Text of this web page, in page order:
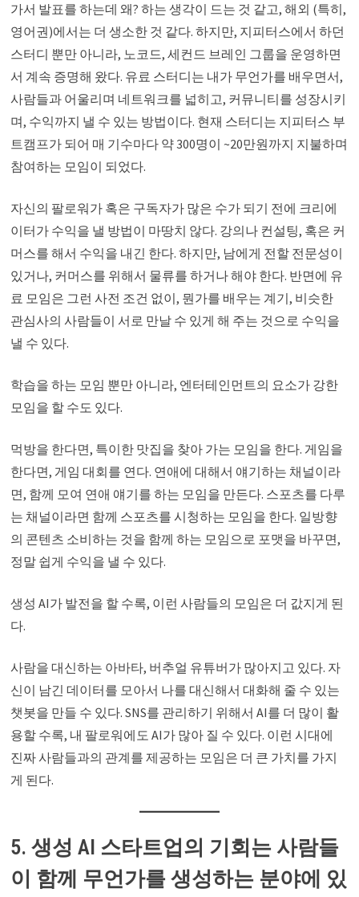
가서 발표를 하는데 왜? 하는 생각이 드는 것 같고, 해외 (특히,
영어권)에서는 더 생소한 것 같다. 하지만, 지피터스에서 하던
스터디 뿐만 아니라, 노코드, 세컨드 브레인 그룹을 운영하면
서 계속 증명해 왔다. 유료 스터디는 내가 무언가를 배우면서,
사람들과 어울리며 네트워크를 넓히고, 커뮤니티를 성장시키
며, 수익까지 낼 수 있는 방법이다. 현재 스터디는 지피터스 부
트캠프가 되어 매 기수마다 약 300명이 ~20만원까지 지불하며
참여하는 모임이 되었다.
자신의 팔로워가 혹은 구독자가 많은 수가 되기 전에 크리에
이터가 수익을 낼 방법이 마땅치 않다. 강의나 컨설팅, 혹은 커
머스를 해서 수익을 내긴 한다. 하지만, 남에게 전할 전문성이
있거나, 커머스를 위해서 물류를 하거나 해야 한다. 반면에 유
료 모임은 그런 사전 조건 없이, 뭔가를 배우는 계기, 비슷한
관심사의 사람들이 서로 만날 수 있게 해 주는 것으로 수익을
낼 수 있다.
학습을 하는 모임 뿐만 아니라, 엔터테인먼트의 요소가 강한
모임을 할 수도 있다.
먹방을 한다면, 특이한 맛집을 찾아 가는 모임을 한다. 게임을
한다면, 게임 대회를 연다. 연애에 대해서 얘기하는 채널이라
면, 함께 모여 연애 얘기를 하는 모임을 만든다. 스포츠를 다루
는 채널이라면 함께 스포츠를 시청하는 모임을 한다. 일방향
의 콘텐츠 소비하는 것을 함께 하는 모임으로 포맷을 바꾸면,
정말 쉽게 수익을 낼 수 있다.
생성 AI가 발전을 할 수록, 이런 사람들의 모임은 더 값지게 된
다.
사람을 대신하는 아바타, 버추얼 유튜버가 많아지고 있다. 자
신이 남긴 데이터를 모아서 나를 대신해서 대화해 줄 수 있는
챗봇을 만들 수 있다. SNS를 관리하기 위해서 AI를 더 많이 활
용할 수록, 내 팔로워에도 AI가 많아 질 수 있다. 이런 시대에
진짜 사람들과의 관계를 제공하는 모임은 더 큰 가치를 가지
게 된다.
5. 생성 AI 스타트업의 기회는 사람들
이 함께 무언가를 생성하는 분야에 있